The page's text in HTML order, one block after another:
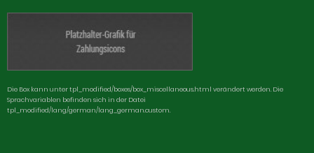
Die Box kann unter tpl_modified/boxes/box_miscellaneous.html verändert werden. Die
Sprachvariablen befinden sich in der Datei
tpl_modified/lang/german/lang_german.custom.